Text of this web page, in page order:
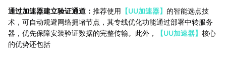
通过加速器建立验证通道： 推荐使用 【UU加速器】 的智能选点技
术，可自动规避网络拥堵节点，其专线优化功能通过部署中转服务
器，优先保障安装验证数据的完整传输。此外，
【UU加速器】 核心
的优势还包括